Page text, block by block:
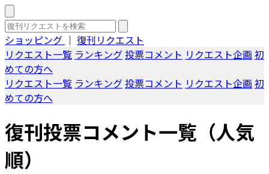
ショッピング ｜ 復刊リクエスト
リクエスト一覧 ランキング投票コメント リクエスト企画 初
めての方へ
リクエスト一覧 ランキング投票コメント リクエスト企画 初
めての方へ
復刊投票コメント一覧（人気
順）